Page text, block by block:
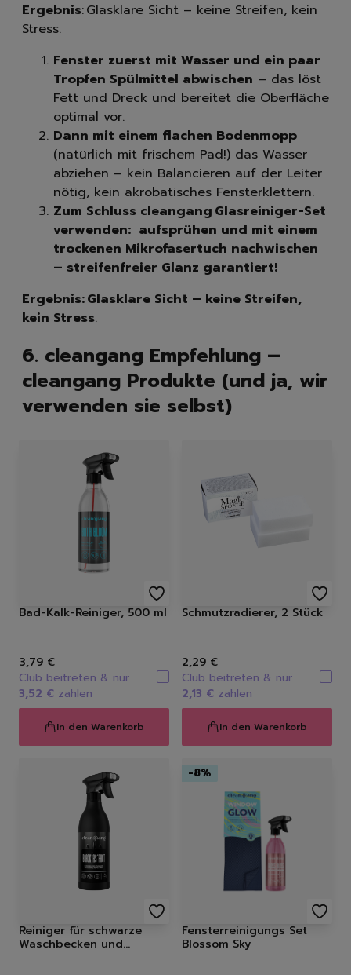
Ergebnis: Glasklare Sicht – keine Streifen, kein
Stress.
Fenster zuerst mit Wasser und ein paar
Tropfen Spülmittel abwischen – das löst
Fett und Dreck und bereitet die Oberfläche
optimal vor.
Dann mit einem flachen Bodenmopp
(natürlich mit frischem Pad!) das Wasser
abziehen – kein Balancieren auf der Leiter
nötig, kein akrobatisches Fensterklettern.
Zum Schluss cleangang Glasreiniger-Set
verwenden: aufsprühen und mit einem
trockenen Mikrofasertuch nachwischen
– streifenfreier Glanz garantiert!
Ergebnis: Glasklare Sicht – keine Streifen,
kein Stress.
6. cleangang Empfehlung –
cleangang Produkte (und ja, wir
verwenden sie selbst)
Featured Products
Bad-Kalk-Reiniger, 500 ml
3,79 €
Club beitreten & nur
3,52 € zahlen
In den Warenkorb
Schmutzradierer, 2 Stück
2,29 €
Club beitreten & nur
2,13 € zahlen
In den Warenkorb
Reiniger für schwarze
Waschbecken und
-8%
Fensterreinigungs Set
Blossom Sky